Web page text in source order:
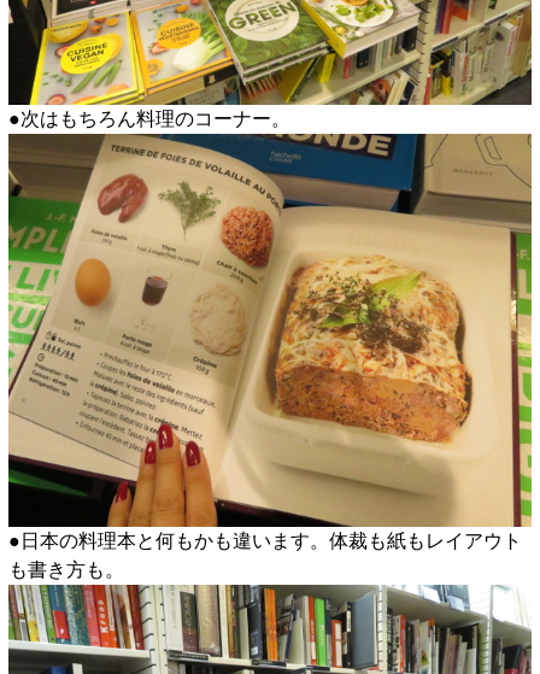
●次はもちろん料理のコーナー。
●日本の料理本と何もかも違います。体裁も紙もレイアウト
も書き方も。